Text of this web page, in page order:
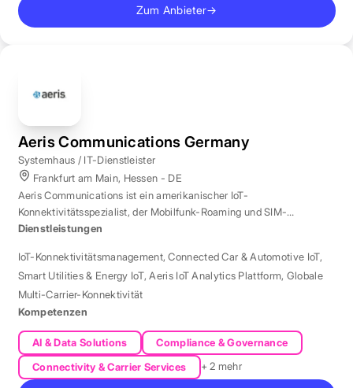
Zum Anbieter→
Aeris Communications Germany
Systemhaus / IT-Dienstleister
Frankfurt am Main, Hessen - DE
Aeris Communications ist ein amerikanischer IoT-
Konnektivitätsspezialist, der Mobilfunk-Roaming und SIM-
Management in über 190 Ländern verwaltet.
Dienstleistungen
IoT-Konnektivitätsmanagement,Connected Car & Automotive IoT,
Smart Utilities & Energy IoT,Aeris IoT Analytics Plattform, Globale
Multi-Carrier-Konnektivität
Kompetenzen
AI & Data Solutions
Compliance & Governance
Connectivity & Carrier Services
+ 2 mehr